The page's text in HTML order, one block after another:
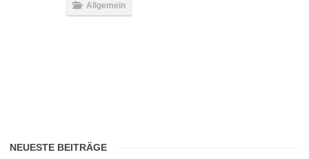
Allgemein
NEUESTE BEITRÄGE